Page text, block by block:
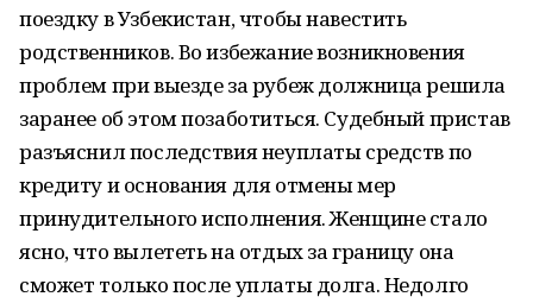
поездку в Узбекистан, чтобы навестить
родственников. Во избежание возникновения
проблем при выезде за рубеж должница решила
заранее об этом позаботиться. Судебный пристав
разъяснил последствия неуплаты средств по
кредиту и основания для отмены мер
принудительного исполнения. Женщине стало
ясно, что вылететь на отдых за границу она
сможет только после уплаты долга. Недолго